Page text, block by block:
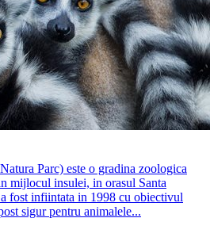
Parc) este o gradina zoologica
mijlocul insulei, in orasul Santa
fost infiintata in 1998 cu obiectivul
sigur pentru animalele...